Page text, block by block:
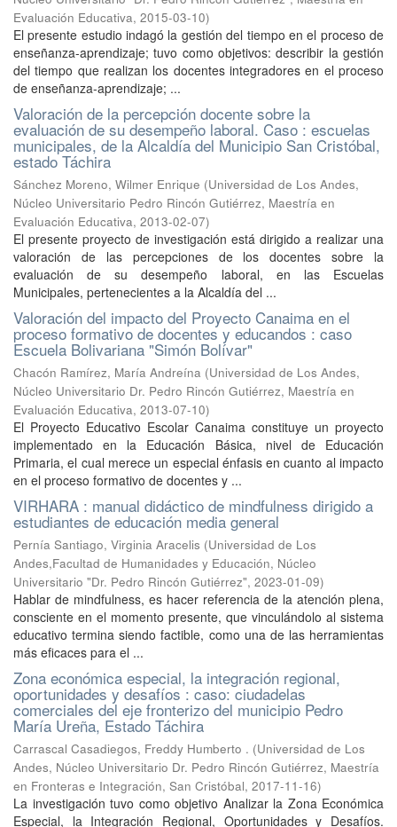
Evaluación Educativa, 2015-03-10)
El presente estudio indagó la gestión del tiempo en el proceso de
enseñanza-aprendizaje; tuvo como objetivos: describir la gestión
del tiempo que realizan los docentes integradores en el proceso
de enseñanza-aprendizaje; ...
Valoración de la percepción docente sobre la
evaluación de su desempeño laboral. Caso : escuelas
municipales, de la Alcaldía del Municipio San Cristóbal,
estado Táchira
Sánchez Moreno, Wilmer Enrique (Universidad de Los Andes,
Núcleo Universitario Pedro Rincón Gutiérrez, Maestría en
Evaluación Educativa, 2013-02-07)
El presente proyecto de investigación está dirigido a realizar una
valoración de las percepciones de los docentes sobre la
evaluación de su desempeño laboral, en las Escuelas
Municipales, pertenecientes a la Alcaldía del ...
Valoración del impacto del Proyecto Canaima en el
proceso formativo de docentes y educandos : caso
Escuela Bolivariana "Simón Bolívar"
Chacón Ramírez, María Andreína (Universidad de Los Andes,
Núcleo Universitario Dr. Pedro Rincón Gutiérrez, Maestría en
Evaluación Educativa, 2013-07-10)
El Proyecto Educativo Escolar Canaima constituye un proyecto
implementado en la Educación Básica, nivel de Educación
Primaria, el cual merece un especial énfasis en cuanto al impacto
en el proceso formativo de docentes y ...
VIRHARA : manual didáctico de mindfulness dirigido a
estudiantes de educación media general
Pernía Santiago, Virginia Aracelis (Universidad de Los
Andes,Facultad de Humanidades y Educación, Núcleo
Universitario "Dr. Pedro Rincón Gutiérrez", 2023-01-09)
Hablar de mindfulness, es hacer referencia de la atención plena,
consciente en el momento presente, que vinculándolo al sistema
educativo termina siendo factible, como una de las herramientas
más eficaces para el ...
Zona económica especial, la integración regional,
oportunidades y desafíos : caso: ciudadelas
comerciales del eje fronterizo del municipio Pedro
María Ureña, Estado Táchira
Carrascal Casadiegos, Freddy Humberto . (Universidad de Los
Andes, Núcleo Universitario Dr. Pedro Rincón Gutiérrez, Maestría
en Fronteras e Integración, San Cristóbal, 2017-11-16)
La investigación tuvo como objetivo Analizar la Zona Económica
Especial, la Integración Regional, Oportunidades y Desafíos.